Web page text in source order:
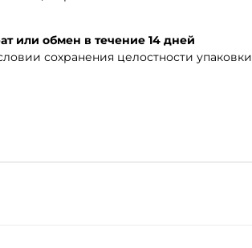
или обмен в течение 14 дней
сохранения целостности упаковки